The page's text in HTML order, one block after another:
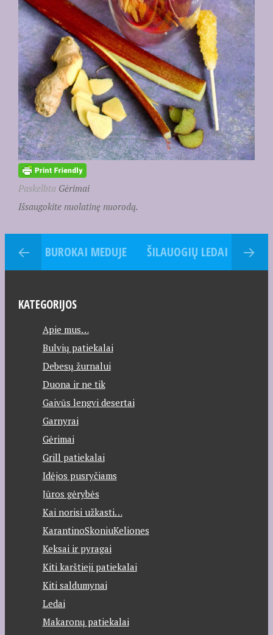
Paskelbta Gėrimai
Išsaugokite nuolatinę nuorodą.
BUROKAI MEDUJE ŠILAUOGIŲ LEDAI
KATEGORIJOS
Apie mus…
Bulvių patiekalai
Debesų žurnalui
Duona ir ne tik
Gaivūs lengvi desertai
Garnyrai
Gėrimai
Grill patiekalai
Idėjos pusryčiams
Jūros gėrybės
Kai norisi užkasti…
KarantinoSkoniuKeliones
Keksai ir pyragai
Kiti karštieji patiekalai
Kiti saldumynai
Ledai
Makaronų patiekalai